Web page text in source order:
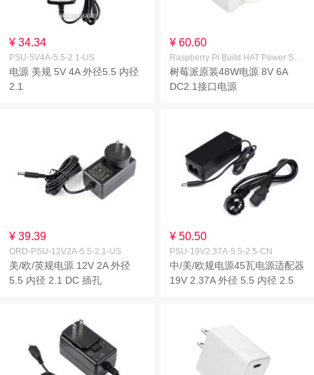
¥ 34.34
PSU-5V4A-5.5-2.1-US
电源 美规 5V 4A 外径5.5 内径
2.1
¥ 60.60
Raspberry Pi Build HAT Power Supply
树莓派原装48W电源 8V 6A
DC2.1接口电源
¥ 39.39
ORD-PSU-12V2A-5.5-2.1-US
美/欧/英规电源 12V 2A 外径
5.5 内径 2.1 DC 插孔
¥ 50.50
PSU-19V2.37A-5.5-2.5-CN
中/美/欧规电源45瓦电源适配器
19V 2.37A 外径 5.5 内径 2.5